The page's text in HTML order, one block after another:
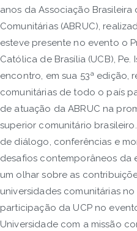
anos da Associação Brasileira
Comunitárias (ABRUC),
esteve presente no evento o
Católica de Brasília (UCB), Pe.
encontro, em sua 53ª edição,
comunitárias de todo o país
de atuação da ABRUC na
superior comunitário
de diálogo, conferências e
desafios contemporâneos da
um olhar sobre as
universidades comunitárias
participação da UCP no
Universidade com a missão